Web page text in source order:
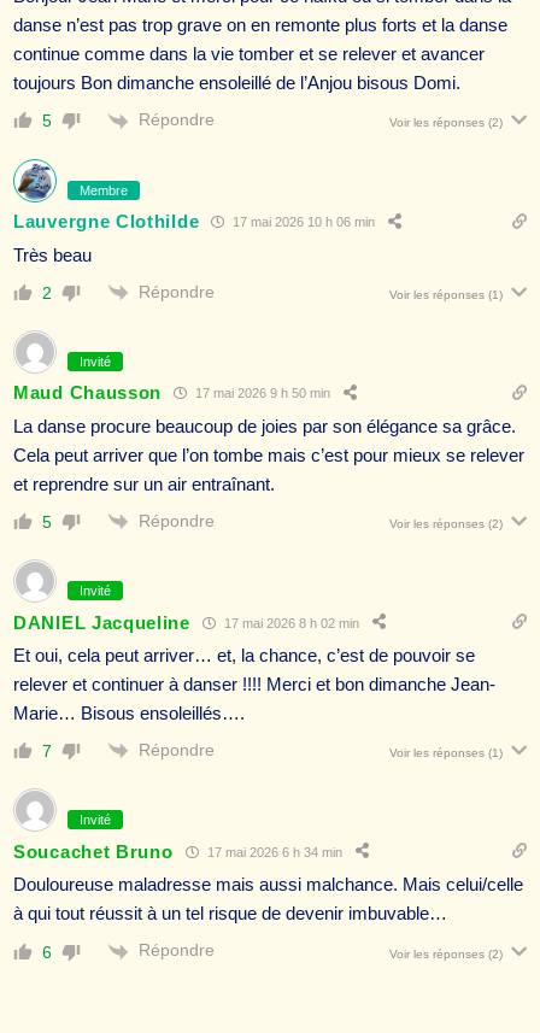
danse n’est pas trop grave on en remonte plus forts et la danse
continue comme dans la vie tomber et se relever et avancer
toujours Bon dimanche ensoleillé de l’Anjou bisous Domi.
5 Répondre Voir les réponses (2)
Membre
Lauvergne Clothilde 17 mai 2026 10 h 06 min
Très beau
2 Répondre Voir les réponses (1)
Invité
Maud Chausson 17 mai 2026 9 h 50 min
La danse procure beaucoup de joies par son élégance sa grâce.
Cela peut arriver que l’on tombe mais c’est pour mieux se relever
et reprendre sur un air entraînant.
5 Répondre Voir les réponses (2)
Invité
DANIEL Jacqueline 17 mai 2026 8 h 02 min
Et oui, cela peut arriver… et, la chance, c’est de pouvoir se
relever et continuer à danser !!!! Merci et bon dimanche Jean-
Marie… Bisous ensoleillés….
7 Répondre Voir les réponses (1)
Invité
Soucachet Bruno 17 mai 2026 6 h 34 min
Douloureuse maladresse mais aussi malchance. Mais celui/celle
à qui tout réussit à un tel risque de devenir imbuvable…
6 Répondre Voir les réponses (2)